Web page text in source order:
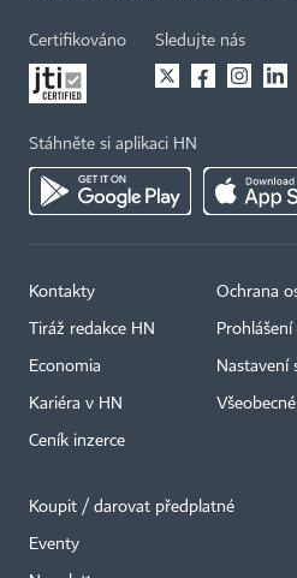
Certifikováno Sledujte nás
Stáhněte si aplikaci HN
Kontakty
Tiráž redakce HN
Economia
Kariéra v HN
Ceník inzerce
Ochrana
Nastavení
Koupit / darovat předplatné
Eventy